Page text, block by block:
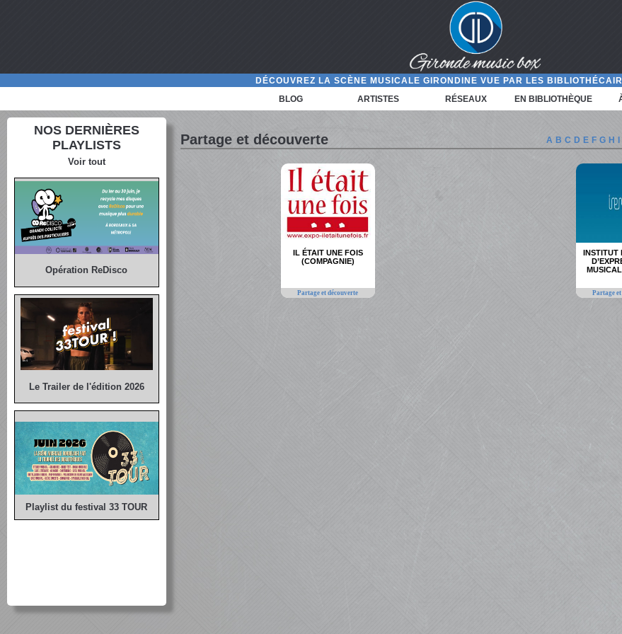
DÉCOUVREZ LA SCÈNE MUSICALE GIRONDINE VUE PAR LES
BLOG
ARTISTES RÉSEAUX EN BIBLIOTHÈQUE
NOS DERNIÈRES
PLAYLISTS
Voir tout
Opération ReDisco
Le Trailer de l'édition 2026
Playlist du festival 33 TOUR
Partage et découverte A B C D E F G H I
IL ÉTAIT UNE FOIS
(COMPAGNIE)
Partage et découverte
INSTITUT
Partage